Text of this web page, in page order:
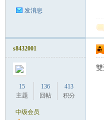
发消息
s8432001
15
主题
136
回帖
413
积分
中级会员